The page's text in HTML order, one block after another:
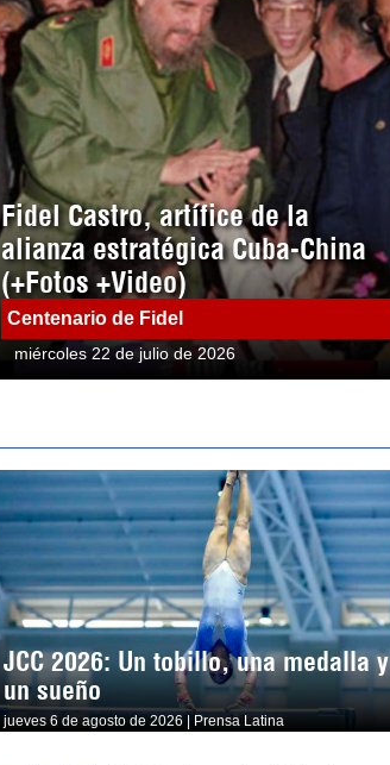
Fidel Castro, artífice de la
alianza estratégica Cuba-China
(+Fotos +Video)
Centenario de Fidel
miércoles 22 de julio de 2026
JCC 2026: Un tobillo, una medalla y
un sueño
jueves 6 de agosto de 2026 | Prensa Latina